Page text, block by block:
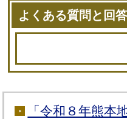
よくある質問と回答
「令和８年熊本